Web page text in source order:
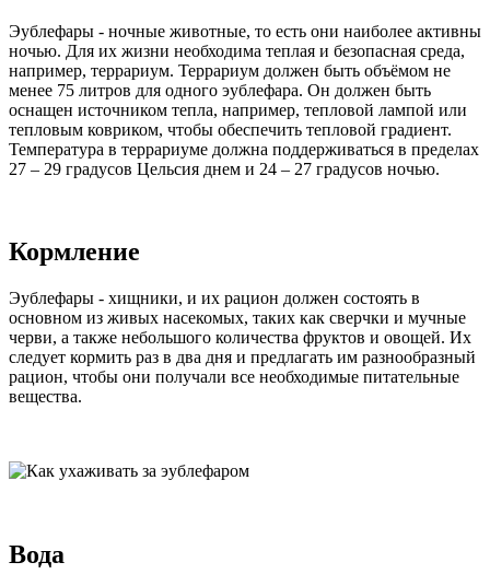
Эублефары - ночные животные, то есть они наиболее активны
ночью. Для их жизни необходима теплая и безопасная среда,
например, террариум. Террариум должен быть объёмом не
менее 75 литров для одного эублефара. Он должен быть
оснащен источником тепла, например, тепловой лампой или
тепловым ковриком, чтобы обеспечить тепловой градиент.
Температура в террариуме должна поддерживаться в пределах
27 – 29 градусов Цельсия днем и 24 – 27 градусов ночью.
Кормление
Эублефары - хищники, и их рацион должен состоять в
основном из живых насекомых, таких как сверчки и мучные
черви, а также небольшого количества фруктов и овощей. Их
следует кормить раз в два дня и предлагать им разнообразный
рацион, чтобы они получали все необходимые питательные
вещества.
Вода